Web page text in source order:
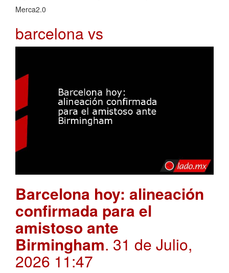
Merca2.0
barcelona vs
Barcelona hoy: alineación
confirmada para el
amistoso ante
Birmingham. 31 de Julio,
2026 11:47